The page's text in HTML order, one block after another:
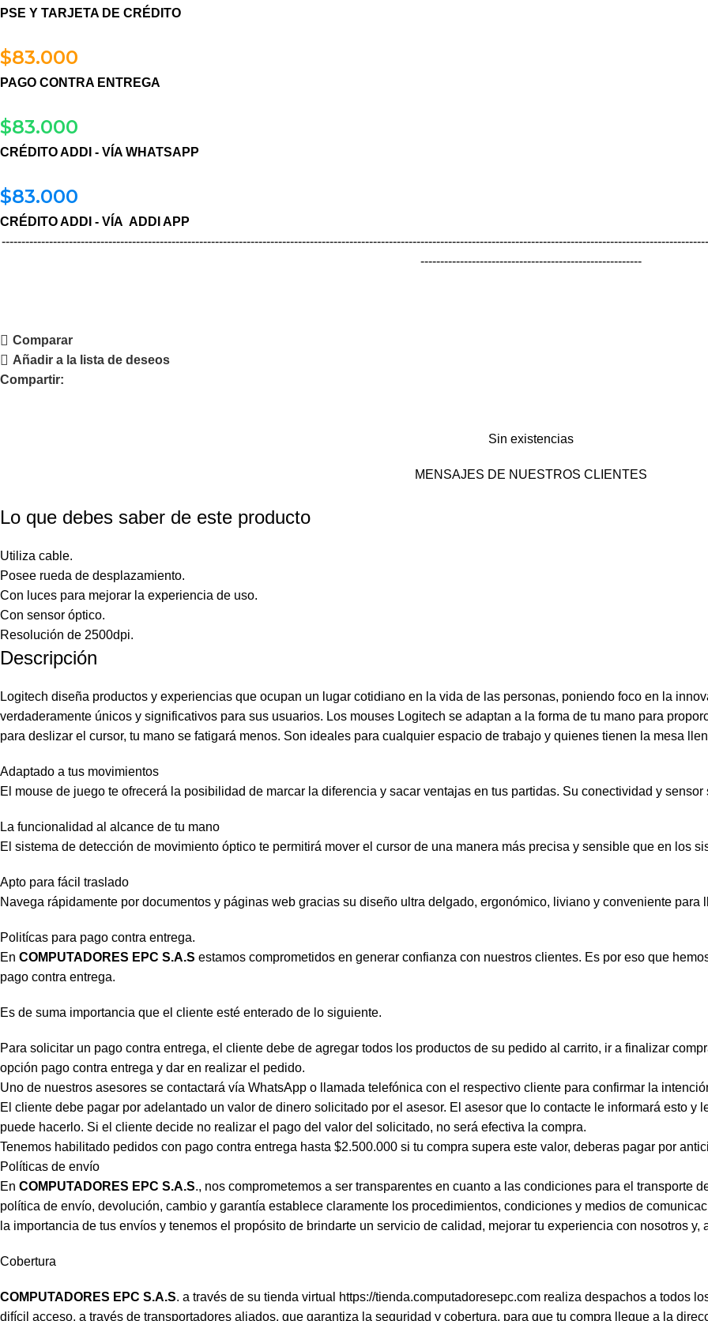
PSE Y TARJETA DE CRÉDITO
$83.000
PAGO CONTRA ENTREGA
$83.000
CRÉDITO ADDI - VÍA WHATSAPP
$83.000
CRÉDITO ADDI - VÍA ADDI APP
--------------------------------------------------------
Comparar
Añadir a la lista de deseos
Compartir:
Sin existencias
MENSAJES DE NUESTROS CLIENTES
Lo que debes saber de este producto
Utiliza cable.
Posee rueda de desplazamiento.
Con luces para mejorar la experiencia de uso.
Con sensor óptico.
Resolución de 2500dpi.
Descripción
Logitech diseña productos y experiencias que ocupan un lugar cotidiano en la vida de las personas, poniendo foco en la
verdaderamente únicos y significativos para sus usuarios. Los mouses Logitech se adaptan a la forma de tu mano para
para deslizar el cursor, tu mano se fatigará menos. Son ideales para cualquier espacio de trabajo y quienes tienen la mesa
Adaptado a tus movimientos
El mouse de juego te ofrecerá la posibilidad de marcar la diferencia y sacar ventajas en tus partidas. Su conectividad y
La funcionalidad al alcance de tu mano
El sistema de detección de movimiento óptico te permitirá mover el cursor de una manera más precisa y sensible que en los
Apto para fácil traslado
Navega rápidamente por documentos y páginas web gracias su diseño ultra delgado, ergonómico, liviano y conveniente para
Politícas para pago contra entrega.
En COMPUTADORES EPC S.A.S estamos comprometidos en generar confianza con nuestros clientes. Es por eso que
pago contra entrega.
Es de suma importancia que el cliente esté enterado de lo siguiente.
Para solicitar un pago contra entrega, el cliente debe de agregar todos los productos de su pedido al carrito, ir a finalizar
opción pago contra entrega y dar en realizar el pedido.
Uno de nuestros asesores se contactará vía WhatsApp o llamada telefónica con el respectivo cliente para confirmar la
El cliente debe pagar por adelantado un valor de dinero solicitado por el asesor. El asesor que lo contacte le informará esto
puede hacerlo. Si el cliente decide no realizar el pago del valor del solicitado, no será efectiva la compra.
Tenemos habilitado pedidos con pago contra entrega hasta $2.500.000 si tu compra supera este valor, deberas pagar por
Políticas de envío
En COMPUTADORES EPC S.A.S., nos comprometemos a ser transparentes en cuanto a las condiciones para el transporte
política de envío, devolución, cambio y garantía establece claramente los procedimientos, condiciones y medios de
la importancia de tus envíos y tenemos el propósito de brindarte un servicio de calidad, mejorar tu experiencia con nosotros
Cobertura
COMPUTADORES EPC S.A.S. a través de su tienda virtual https://tienda.computadoresepc.com realiza despachos a todos
difícil acceso, a través de transportadores aliados, que garantiza la seguridad y cobertura, para que tu compra llegue a la